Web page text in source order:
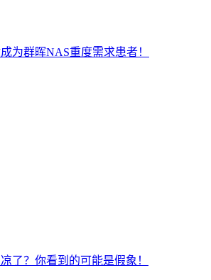
为群晖NAS重度需求患者！
了？你看到的可能是假象！